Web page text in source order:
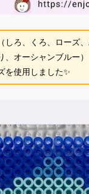
しろ、くろ、ローズ
、オーシャンブルー）
を使用しました✨